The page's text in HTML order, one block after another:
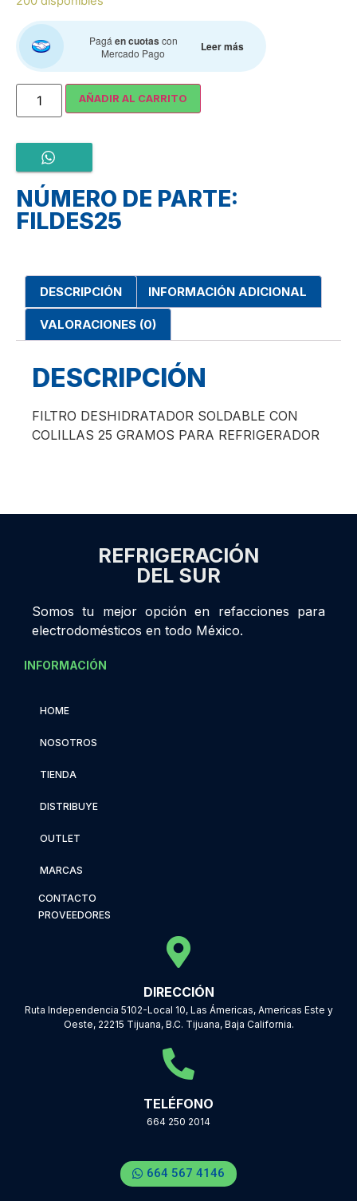
Pagá en cuotas con
Mercado Pago
Leer más
AÑADIR AL CARRITO
NÚMERO DE PARTE:
FILDES25
DESCRIPCIÓN INFORMACIÓN ADICIONAL
VALORACIONES (0)
DESCRIPCIÓN
FILTRO DESHIDRATADOR SOLDABLE CON
COLILLAS 25 GRAMOS PARA REFRIGERADOR
REFRIGERACIÓN
DEL SUR
Somos tu mejor opción en refacciones para
electrodomésticos en todo México.
INFORMACIÓN
HOME
NOSOTROS
TIENDA
DISTRIBUYE
OUTLET
MARCAS
CONTACTO
PROVEEDORES
DIRECCIÓN
Ruta Independencia 5102-Local 10, Las Ámericas, Americas Este y
Oeste, 22215 Tijuana, B.C. Tijuana, Baja California.
TELÉFONO
664 250 2014
664 567 4146